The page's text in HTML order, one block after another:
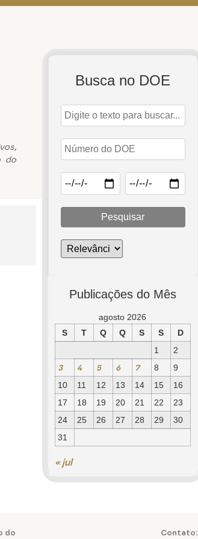
do
Busca no DOE
Pesquisar
Publicações do Mês
agosto 2026
S
T Q Q S S
D
1
2
3 4 5 6 7 8
9
10
11 12 13 14 15
16
17
18 19 20 21 22
23
24
25 26 27 28 29
30
31
« jul
do Contato: